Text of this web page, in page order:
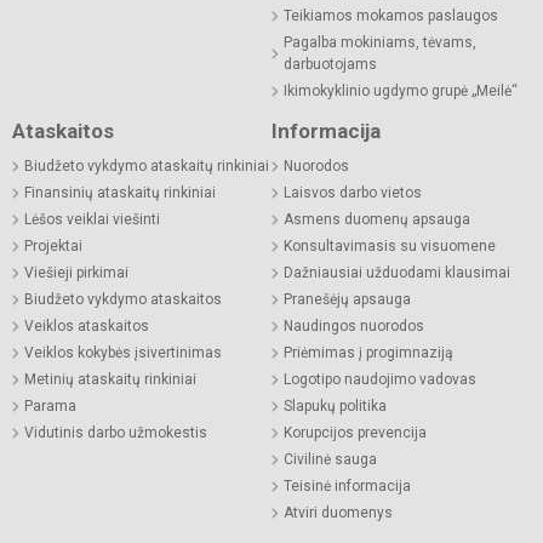
Teikiamos mokamos paslaugos
Pagalba mokiniams, tėvams,
darbuotojams
Ikimokyklinio ugdymo grupė „Meilė“
Ataskaitos
Biudžeto vykdymo ataskaitų rinkiniai
Finansinių ataskaitų rinkiniai
Lėšos veiklai viešinti
Projektai
Viešieji pirkimai
Biudžeto vykdymo ataskaitos
Veiklos ataskaitos
Veiklos kokybės įsivertinimas
Metinių ataskaitų rinkiniai
Parama
Vidutinis darbo užmokestis
Informacija
Nuorodos
Laisvos darbo vietos
Asmens duomenų apsauga
Konsultavimasis su visuomene
Dažniausiai užduodami klausimai
Pranešėjų apsauga
Naudingos nuorodos
Priėmimas į progimnaziją
Logotipo naudojimo vadovas
Slapukų politika
Korupcijos prevencija
Civilinė sauga
Teisinė informacija
Atviri duomenys